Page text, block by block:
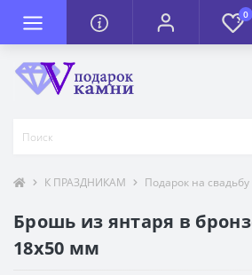
0
К ПРАЗДНИКАМ Подарок на свадьбу
Брошь из янтаря в
18х50 мм